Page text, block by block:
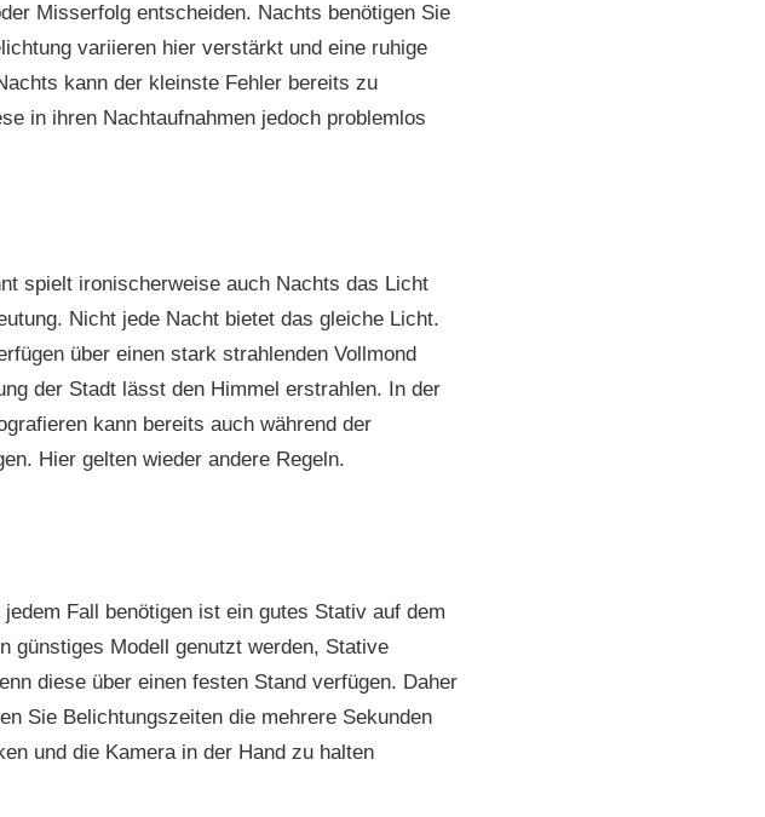
Misserfolg entscheiden. Nachts benötigen Sie
variieren hier verstärkt und eine ruhige
kann der kleinste Fehler bereits zu
in ihren Nachtaufnahmen jedoch problemlos
spielt ironischerweise auch Nachts das Licht
Nicht jede Nacht bietet das gleiche Licht.
über einen stark strahlenden Vollmond
der Stadt lässt den Himmel erstrahlen. In der
kann bereits auch während der
Hier gelten wieder andere Regeln.
Fall benötigen ist ein gutes Stativ auf dem
günstiges Modell genutzt werden, Stative
diese über einen festen Stand verfügen. Daher
Sie Belichtungszeiten die mehrere Sekunden
und die Kamera in der Hand zu halten